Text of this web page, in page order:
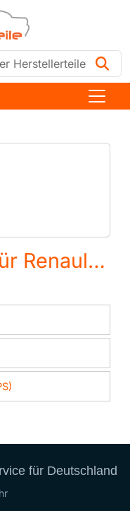
Antriebstechnik für Renault R21 (B48)
für Deutschland